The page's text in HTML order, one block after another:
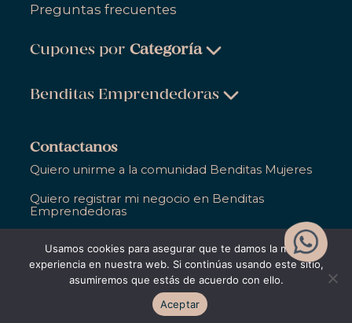
Preguntas frecuentes
Cupones porCategoría
Salud & Bienestar
Hogar
Gastronomía
Entretenimiento
Educación
Apoyo Empresarial
Benditas Emprendedoras
Salud & Bienestar
Hogar
Gastronomía
Entretenimiento
Contactanos
Quiero unirme a la comunidad Benditas Mujeres
Quiero registrar mi negocio en Benditas
Emprendedoras
Bendita Entre Todas. Todos los derechos
reservados
Usamos cookies para asegurar que te damos la mejor
experiencia en nuestra web. Si continúas usando este sitio,
asumiremos que estás de acuerdo con ello.
Aceptar